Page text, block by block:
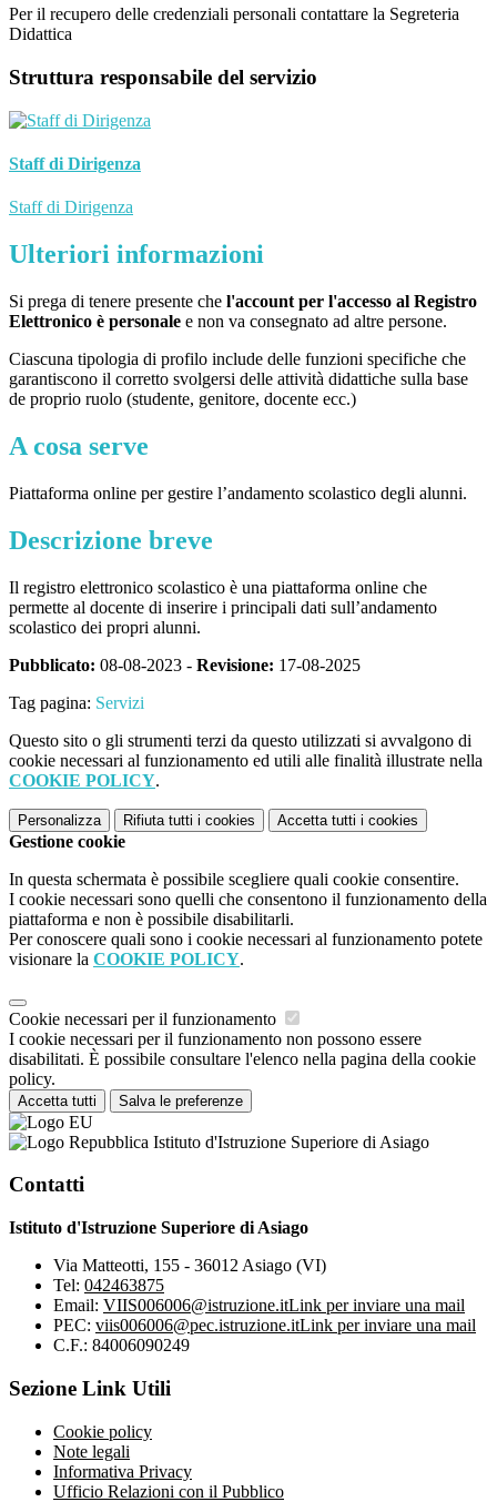
Per il recupero delle credenziali personali contattare la Segreteria
Didattica
Struttura responsabile del servizio
Staff di Dirigenza
Staff di Dirigenza
Ulteriori informazioni
Si prega di tenere presente che l'account per l'accesso al Registro
Elettronico è personale e non va consegnato ad altre persone.
Ciascuna tipologia di profilo include delle funzioni specifiche che
garantiscono il corretto svolgersi delle attività didattiche sulla base
de proprio ruolo (studente, genitore, docente ecc.)
A cosa serve
Piattaforma online per gestire l’andamento scolastico degli alunni.
Descrizione breve
Il registro elettronico scolastico è una piattaforma online che
permette al docente di inserire i principali dati sull’andamento
scolastico dei propri alunni.
Pubblicato: 08-08-2023 - Revisione: 17-08-2025
Tag pagina: Servizi
Questo sito o gli strumenti terzi da questo utilizzati si avvalgono di
cookie necessari al funzionamento ed utili alle finalità illustrate nella
COOKIE POLICY.
Personalizza Rifiuta tutti i cookies Accetta tutti i cookies
Gestione cookie
In questa schermata è possibile scegliere quali cookie consentire.
I cookie necessari sono quelli che consentono il funzionamento della
piattaforma e non è possibile disabilitarli.
Per conoscere quali sono i cookie necessari al funzionamento potete
visionare la COOKIE POLICY.
Cookie necessari per il funzionamento
I cookie necessari per il funzionamento non possono essere
disabilitati. È possibile consultare l'elenco nella pagina della cookie
policy.
Accetta tutti Salva le preferenze
Istituto d'Istruzione Superiore di Asiago
Contatti
Istituto d'Istruzione Superiore di Asiago
Via Matteotti, 155 - 36012 Asiago (VI)
Tel: 042463875
Email: VIIS006006@istruzione.itLink per inviare una mail
PEC: viis006006@pec.istruzione.itLink per inviare una mail
C.F.: 84006090249
Sezione Link Utili
Cookie policy
Note legali
Informativa Privacy
Ufficio Relazioni con il Pubblico